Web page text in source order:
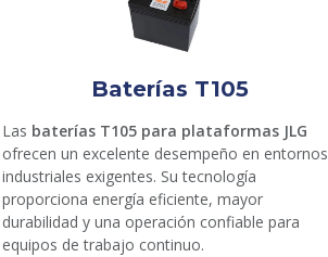
Baterías T105
Las baterías T105 para plataformas JLG
ofrecen un excelente desempeño en entornos
industriales exigentes. Su tecnología
proporciona energía eficiente, mayor
durabilidad y una operación confiable para
equipos de trabajo continuo.